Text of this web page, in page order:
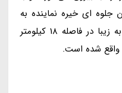
ای خیره نماینده به
فضای جنگل می بخشند. این جاذبه زیبا در فاصله 18 کیلومتر